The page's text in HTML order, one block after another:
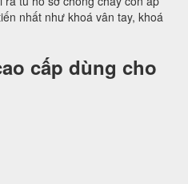
nhất như khoá vân tay, khoá
cấp dùng cho